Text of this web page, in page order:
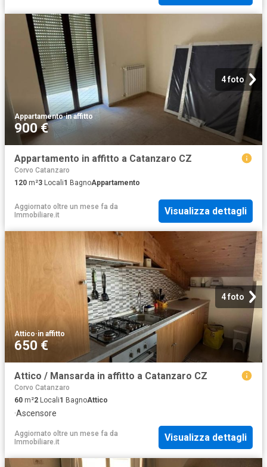
4 foto
Appartamento·in affitto
900 €
Appartamento in affitto a Catanzaro CZ
Corvo Catanzaro
120 m²3 Locali1 BagnoAppartamento
Aggiornato oltre un mese fa da
Immobiliare.it
Visualizza dettagli
4 foto
Attico·in affitto
650 €
Attico / Mansarda in affitto a Catanzaro CZ
Corvo Catanzaro
60 m²2 Locali1 BagnoAttico
·Ascensore
Aggiornato oltre un mese fa da
Immobiliare.it
Visualizza dettagli